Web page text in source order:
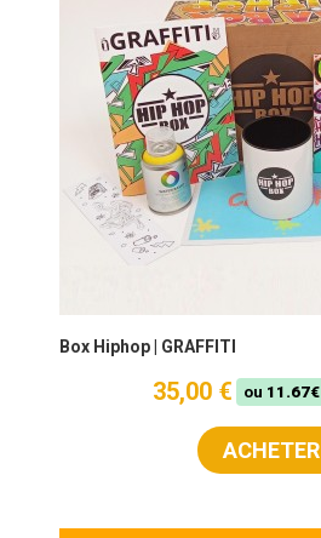
Box Hiphop | GRAFFITI
35,00 € ou 11.67€
ACHETER